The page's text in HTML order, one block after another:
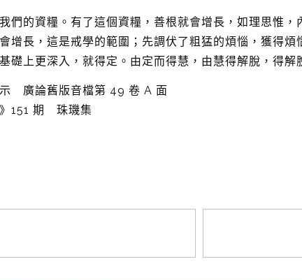
們的資糧。有了這個資糧，善根就會增長，如理思惟
增長，這是戒學的範圍；先調伏了粗猛的煩惱，獲得
礎上更深入，就得定。由定而得慧，由慧得解脫，得解
廣論舊版音檔第 49 卷 A 面
151 期 珠璣集